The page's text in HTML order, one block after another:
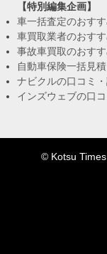
【特別編集企画】
車一括査定のおす
車買取業者のおす
事故車買取のおす
自動車保険一括見
ナビクルの口コミ
インズウェブの口
© Kotsu